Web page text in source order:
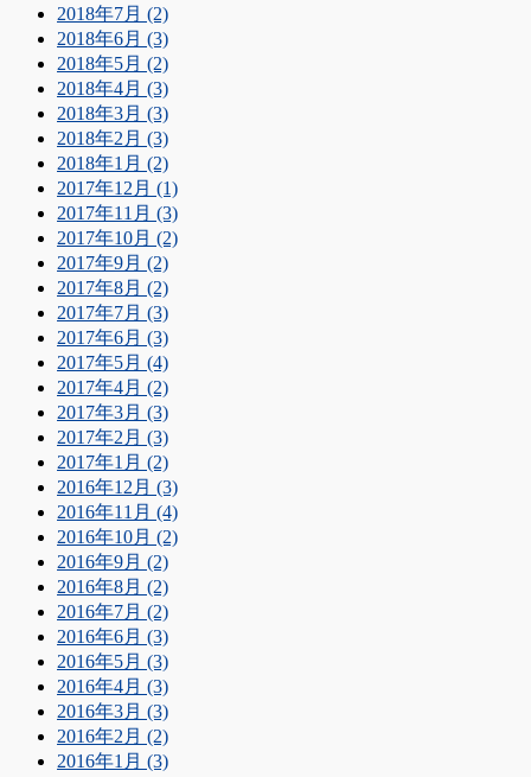
2018年7月 (2)
2018年6月 (3)
2018年5月 (2)
2018年4月 (3)
2018年3月 (3)
2018年2月 (3)
2018年1月 (2)
2017年12月 (1)
2017年11月 (3)
2017年10月 (2)
2017年9月 (2)
2017年8月 (2)
2017年7月 (3)
2017年6月 (3)
2017年5月 (4)
2017年4月 (2)
2017年3月 (3)
2017年2月 (3)
2017年1月 (2)
2016年12月 (3)
2016年11月 (4)
2016年10月 (2)
2016年9月 (2)
2016年8月 (2)
2016年7月 (2)
2016年6月 (3)
2016年5月 (3)
2016年4月 (3)
2016年3月 (3)
2016年2月 (2)
2016年1月 (3)